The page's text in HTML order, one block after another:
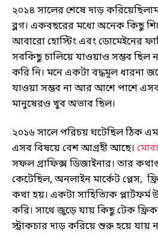
২০১৪ সালের শেষে দাড়
ব্লগ। একবছরের মধ্যে অনেক কিছু
আবারো হোস্টিং এবং ডোমেইনের
সবকিছু চালিয়ে যাওয়াও সম্ভব ছিল
করি নি। মনে একটা বদ্ধমূল ধারনা
যাওয়া সম্ভব না আর আশে পাশে
মানুষেরও খুব অভাব ছিল।
২০১৬ সালে পরিচয় ঘটেছিল ঠিক
এসব বিষয়ে বেশ আগ্রহী আছে।
সফল গ্রাফিক্স ডিজাইনার। তার
কেটেছিল, অনলাইন মার্কেট প্লেস,
কথা হয়। একটা সাহিত্যিক
করি। সাথে জুড়ে যায় কিছু টেক
স্ট্রাকচার দাড় করিয়ে শুরু হয়ে